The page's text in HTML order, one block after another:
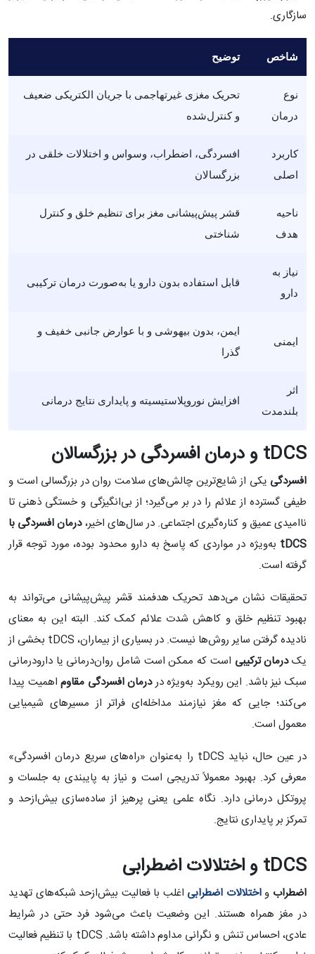
سازگاری.
شاخص توضیح
نوع
درمان
تحریک مغزی غیرتهاجمی با جریان الکتریکی ضعیف
و کنترل‌شده
کاربرد
اصلی
افسردگی، اضطراب، وسواس و اختلالات خلقی در
بزرگسالان
ناحیه
هدف
قشر پیش‌پیشانی مغز برای تنظیم خلق و کنترل
شناختی
نیاز به
دارو
قابل استفاده بدون دارو یا به‌صورت درمان ترکیبی
ایمنی
ایمن، بدون بیهوشی و با عوارض جانبی خفیف و
گذرا
اثر
بلندمدت
افزایش نوروپلاستیسیته و پایداری نتایج درمانی
tDCSو درمان افسردگی در بزرگسالان
افسردگی یکی از شایع‌ترین چالش‌های سلامت روان در بزرگسالی است و
طیفی گسترده از علائم را در بر می‌گیرد؛ از بی‌انگیزگی و خستگی ذهنی تا
ناامیدی عمیق و کناره‌گیری اجتماعی. در سال‌های اخیر،درمان افسردگی با
tDCS به‌ویژه در مواردی که پاسخ به دارو محدود بوده، مورد توجه قرار
گرفته است.
تحقیقات نشان می‌دهد تحریک هدفمند قشر پیش‌پیشانی می‌تواند به
بهبود تنظیم خلق و کاهش شدت علائم کمک کند. البته این به معنای
نادیده گرفتن سایر روش‌ها نیست. در بسیاری از بیماران، tDCS بخشی از
یکدرمان ترکیبی است که ممکن است شامل روان‌درمانی یا دارودرمانی
سبک نیز باشد. این رویکرد به‌ویژه دردرمان افسردگی مقاوماهمیت پیدا
می‌کند؛ جایی که مغز نیازمند مداخله‌ای فراتر از مسیرهای شیمیایی
معمول است.
در عین حال، نباید tDCS را به‌عنوان «راه‌های سریع درمان افسردگی»
معرفی کرد. بهبود معمولاً تدریجی است و نیاز به پایبندی به جلسات و
پروتکل درمانی دارد. نگاه علمی یعنی پرهیز از ساده‌سازی بیش‌ازحد و
تمرکز بر پایداری نتایج.
tDCSو اختلالات اضطرابی
اضطراب واختلالات اضطرابی اغلب با فعالیت بیش‌ازحد شبکه‌های تهدید
در مغز همراه هستند. این وضعیت باعث می‌شود فرد حتی در شرایط
عادی، احساس تنش و نگرانی مداوم داشته باشد. tDCS با تنظیم فعالیت